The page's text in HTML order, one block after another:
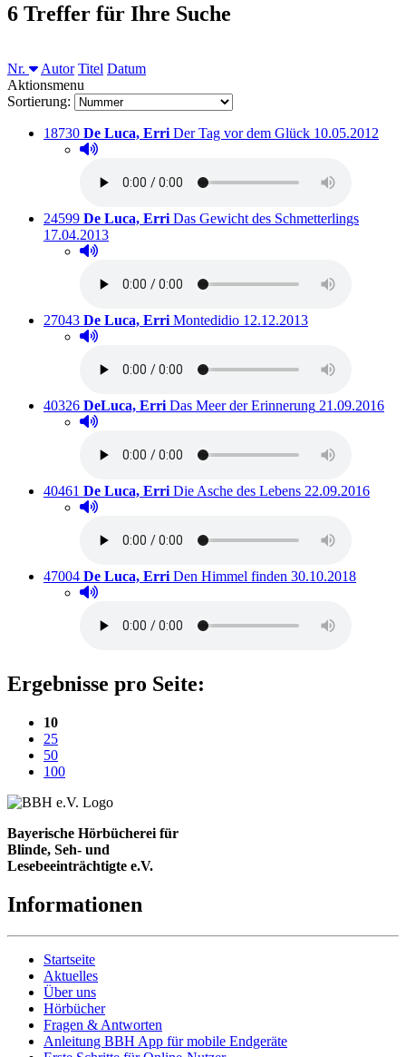
6 Treffer für Ihre Suche
Nr. Autor Sortieren nach
Titel Datum
Aktionsmenu
Sortierung:
Titelnummer:
18730 von
De Luca, Erri: Der Tag vor dem Glück Ausleihbar seit
10.05.2012
Hörprobe abspielen
Hörprobe von Der Tag vor dem Glück
Titelnummer:
24599 von
De Luca, Erri: Das Gewicht des Schmetterlings
17.04.2013
Hörprobe abspielen
Hörprobe von Das Gewicht des Schmetterlings
Titelnummer:
27043 von
De Luca, Erri: Montedidio Ausleihbar seit dem
12.12.2013
Hörprobe abspielen
Hörprobe von Montedidio
Titelnummer:
40326 von
DeLuca, Erri: Das Meer der Erinnerung Ausleihbar
21.09.2016
Hörprobe abspielen
Hörprobe von Das Meer der Erinnerung
Titelnummer:
40461 von
De Luca, Erri: Die Asche des Lebens Ausleihbar seit
22.09.2016
Hörprobe abspielen
Hörprobe von Die Asche des Lebens
Titelnummer:
47004 von
De Luca, Erri: Den Himmel finden Ausleihbar seit dem
30.10.2018
Hörprobe abspielen
Hörprobe von Den Himmel finden
Ergebnisse pro Seite:
10(aktuelle Einstellung)
25
50
100
Bayerische Hörbücherei für
Blinde, Seh- und
Lesebeeinträchtigte e.V.
Informationen
Startseite
Aktuelles
Über uns
Hörbücher
Fragen & Antworten
Anleitung BBH App für mobile Endgeräte